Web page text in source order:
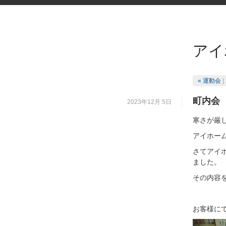
ア
« 運動会
2023年12月 5日 町内会
寒さが厳
アイホー
さてアイ
ました。
その内容
お客様に